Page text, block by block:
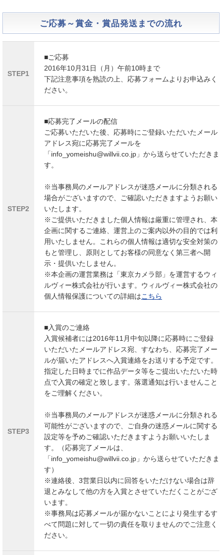
ご応募～賞金・賞品発送までの流れ
STEP1
■ご応募
2016年10月31日（月）午前10時まで
下記注意事項を熟読の上、応募フォームよりお申込みく
ださい。
STEP2
■応募完了メールの配信
ご応募いただいた後、応募時にご登録いただいたメール
アドレス宛に応募完了メールを
「info_yomeishu@willvii.co.jp」 から送らせていただきま
す。
※当事務局のメールアドレスが迷惑メールに分類される
場合がございますので、ご確認いただきますようお願い
いたします。
※ご提供いただきました個人情報は厳重に管理され、本
企画に関するご連絡、運営上のご案内以外の目的では利
用いたしません。これらの個人情報は適切な安全対策の
もと管理し、原則としてお客様の同意なく第三者へ開
示・提供いたしません。
※本企画の運営業務は「東京カメラ部」を運営するウィ
ルヴィー株式会社が行います。ウィルヴィー株式会社の
個人情報保護についての詳細はこちら
STEP3
■入賞のご連絡
入賞候補者には2016年11月中旬以降に応募時にご登録
いただいたメールアドレス宛、すなわち、応募完了メー
ルが届いたアドレスへ入賞連絡をお送りする予定です。
指定した日時までに作品データ等をご提出いただいた時
点で入賞の確定と致します。落選通知は行いませんこと
をご理解ください。
※当事務局のメールアドレスが迷惑メールに分類される
可能性がございますので、ご自身の迷惑メールに関する
設定等を予めご確認いただきますようお願いいたしま
す。（応募完了メールは、
「info_yomeishu@willvii.co.jp」から送らせていただきま
す）
※連絡後、3営業日以内に回答をいただけない場合は辞
退とみなして他の方を入賞とさせていただくことがござ
います。
※事務局は応募メールが届かないことにより発生するす
べて問題に対して一切の責任を取りませんのでご注意く
ださい。